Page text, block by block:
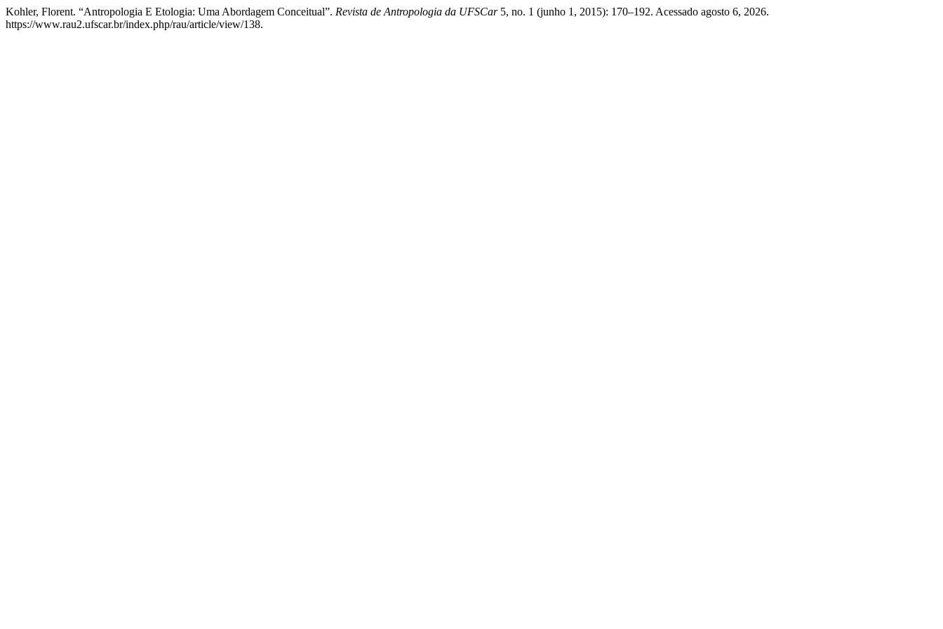
Kohler, Florent. “Antropologia E Etologia: Uma Abordagem Conceitual”. Revista de Antropologia da UFSCar5, no. 1 (junho 1, 2015): 170–192. Acessado agosto 6, 2026.
https://www.rau2.ufscar.br/index.php/rau/article/view/138.